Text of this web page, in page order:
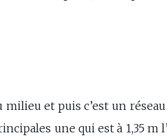
milieu et puis c’est un
une qui est à 1,35 m